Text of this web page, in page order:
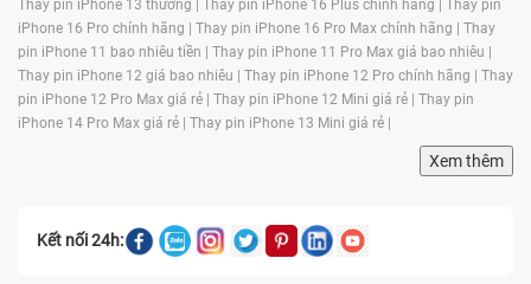
Thay pin iPhone 13 thường | Thay pin iPhone 16 Plus chính hãng | Thay pin
iPhone 16 Pro chính hãng | Thay pin iPhone 16 Pro Max chính hãng | Thay
pin iPhone 11 bao nhiêu tiền | Thay pin iPhone 11 Pro Max giá bao nhiêu |
Thay pin iPhone 12 giá bao nhiêu | Thay pin iPhone 12 Pro chính hãng | Thay
pin iPhone 12 Pro Max giá rẻ | Thay pin iPhone 12 Mini giá rẻ | Thay pin
iPhone 14 Pro Max giá rẻ | Thay pin iPhone 13 Mini giá rẻ |
Xem thêm
Kết nối 24h: